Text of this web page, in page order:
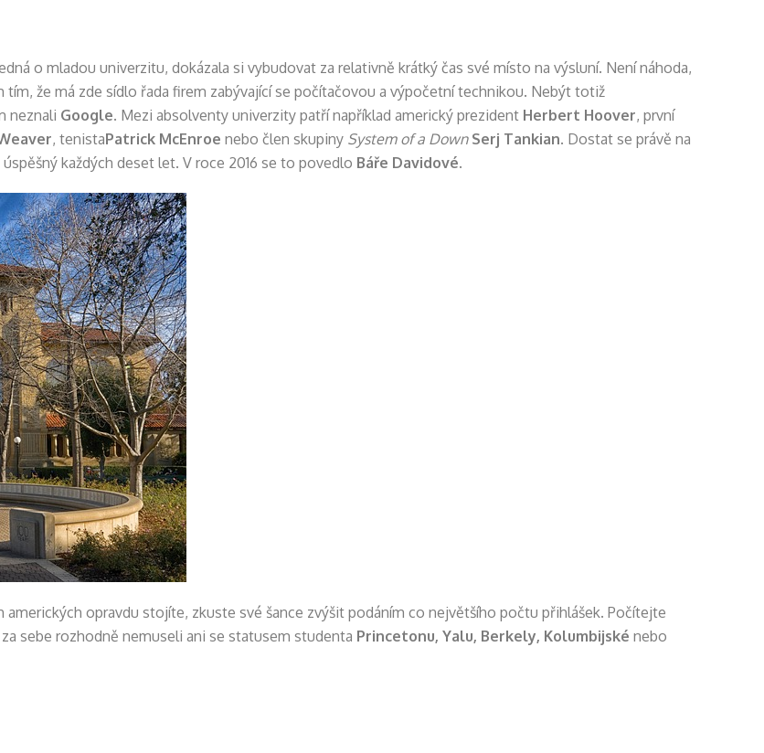
o mladou univerzitu, dokázala si vybudovat za relativně krátký čas své místo na výsluní. Není náhoda,
tím, že má zde sídlo řada firem zabývající se počítačovou a výpočetní technikou. Nebýt totiž
neznali Google. Mezi absolventy univerzity patří například americký prezident Herbert Hoover, první
, tenistaPatrick McEnroe nebo člen skupiny System of a Down Serj Tankian. Dostat se právě na
každých deset let. V roce 2016 se to povedlo Báře Davidové.
opravdu stojíte, zkuste své šance zvýšit podáním co největšího počtu přihlášek. Počítejte
sebe rozhodně nemuseli ani se statusem studenta Princetonu, Yalu, Berkely, Kolumbijské nebo